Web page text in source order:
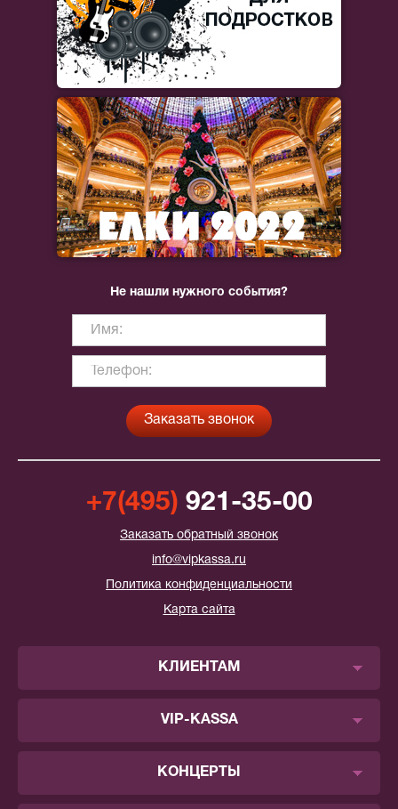
Не нашли нужного события?
+7(495) 921-35-00
Заказать обратный звонок
info@vipkassa.ru
Политика конфиденциальности
Карта сайта
КЛИЕНТАМ
VIP-KASSA
КОНЦЕРТЫ